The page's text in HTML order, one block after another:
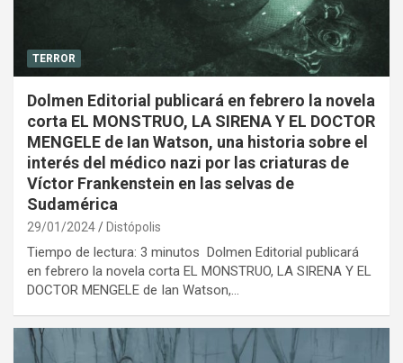
TERROR
Dolmen Editorial publicará en febrero la novela
corta EL MONSTRUO, LA SIRENA Y EL DOCTOR
MENGELE de Ian Watson, una historia sobre el
interés del médico nazi por las criaturas de
Víctor Frankenstein en las selvas de
Sudamérica
29/01/2024 Distópolis
Tiempo de lectura: 3 minutos Dolmen Editorial publicará
en febrero la novela corta EL MONSTRUO, LA SIRENA Y EL
DOCTOR MENGELE de Ian Watson,…